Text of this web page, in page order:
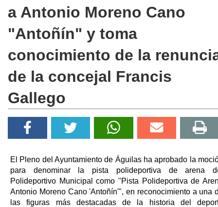
a Antonio Moreno Cano
"Antoñín" y toma
conocimiento de la
de la concejal Francis
Gallego
El Pleno del Ayuntamiento de Águilas ha aprobado la
para denominar la pista polideportiva de arena
Polideportivo Municipal como "Pista Polideportiva de
Antonio Moreno Cano 'Antoñín'", en reconocimiento a una
las figuras más destacadas de la historia del